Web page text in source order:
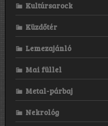
Kultúrsarock
Küzdőtér
Lemezajánló
Mai füllel
Metal-párbaj
Nekrológ